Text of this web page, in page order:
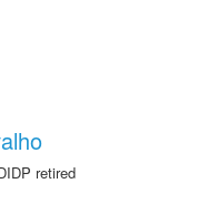
retired